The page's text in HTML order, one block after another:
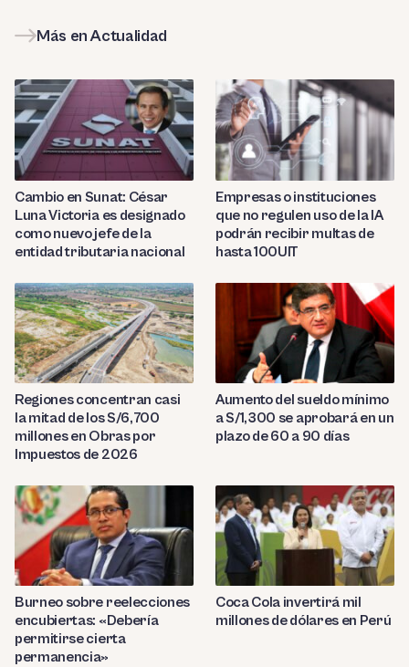
Más en Actualidad
Cambio en Sunat: César
Luna Victoria es designado
como nuevo jefe de la
entidad tributaria nacional
Empresas o instituciones
que no regulen uso de la IA
podrán recibir multas de
hasta 100UIT
Regiones concentran casi
la mitad de los S/6,700
millones en Obras por
Impuestos de 2026
Aumento del sueldo mínimo
a S/1,300 se aprobará en un
plazo de 60 a 90 días
Burneo sobre reelecciones
encubiertas: «Debería
permitirse cierta
permanencia»
Coca Cola invertirá mil
millones de dólares en Perú